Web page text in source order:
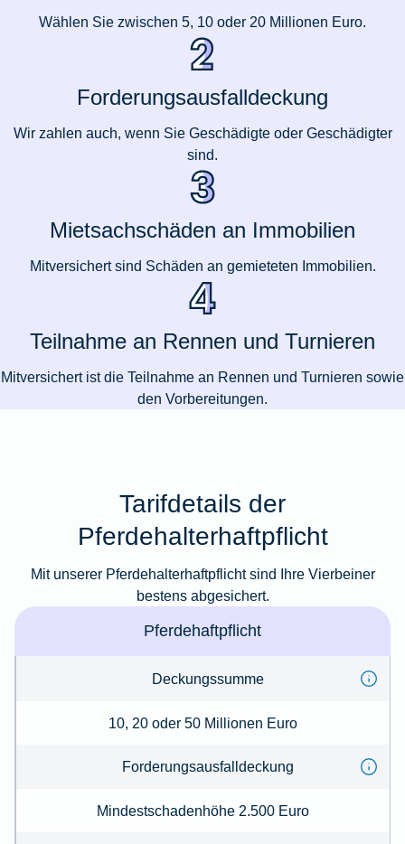
Wählen Sie zwischen 5, 10 oder 20 Millionen Euro.
Forderungsausfalldeckung
Wir zahlen auch, wenn Sie Geschädigte oder Geschädigter
sind.
Mietsachschäden an Immobilien
Mitversichert sind Schäden an gemieteten Immobilien.
Teilnahme an Rennen und Turnieren
Mitversichert ist die Teilnahme an Rennen und Turnieren sowie
den Vorbereitungen.
Tarifdetails der
Pferdehalterhaftpflicht
Mit unserer Pferdehalterhaftpflicht sind Ihre Vierbeiner
bestens abgesichert.
Pferdehaftpflicht
Deckungssumme
10, 20 oder 50 Millionen Euro
Forderungsausfalldeckung
Mindestschadenhöhe 2.500 Euro